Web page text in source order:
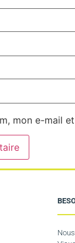
mon e-mail